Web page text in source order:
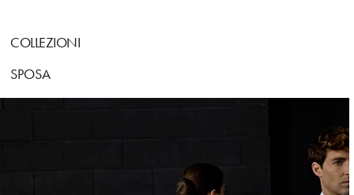
COLLEZIONI
SPOSA